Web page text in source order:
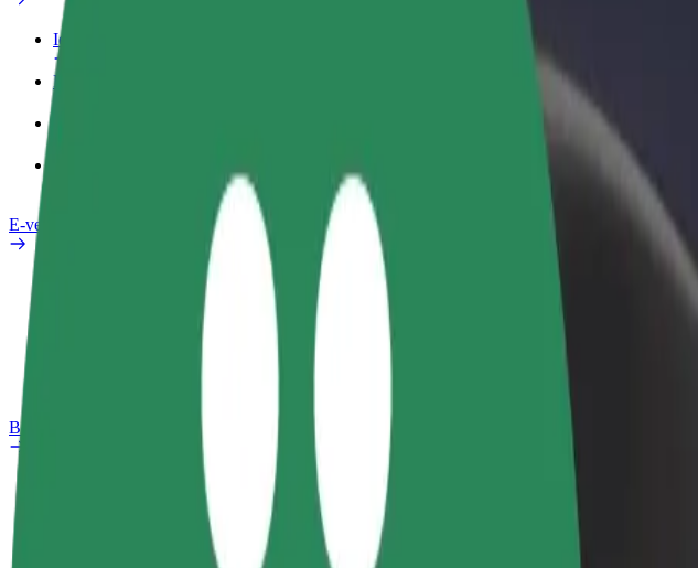
Ieguvumi
Darba Profils
E-velosipēdi
Bolt Plus